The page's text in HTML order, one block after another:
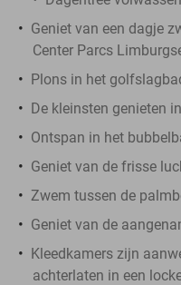
Geniet van een dagje
Center Parcs
Plons in het
De kleinsten genieten
Ontspan in het
Geniet van de frisse
Zwem tussen de
Geniet van de
Kleedkamers zijn
achterlaten in een